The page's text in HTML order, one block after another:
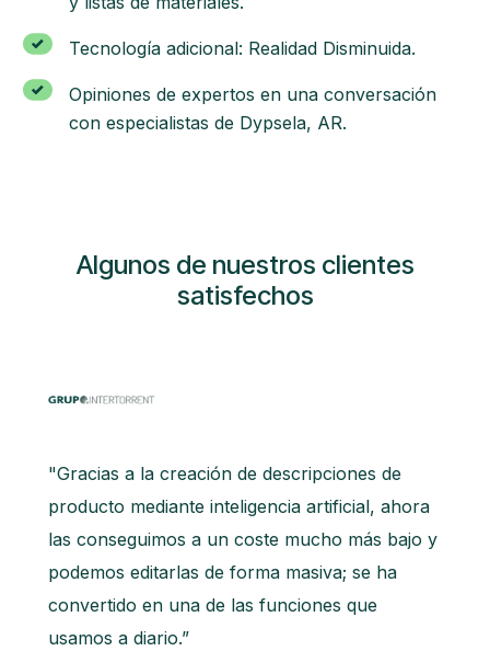
Tecnología adicional: Realidad Disminuida.
Opiniones de expertos en una conversación
con especialistas de Dypsela, AR.
Algunos de nuestros clientes
satisfechos
"Gracias a la creación de descripciones de
producto mediante inteligencia artificial, ahora
las conseguimos a un coste mucho más bajo y
podemos editarlas de forma masiva; se ha
convertido en una de las funciones que
usamos a diario.”